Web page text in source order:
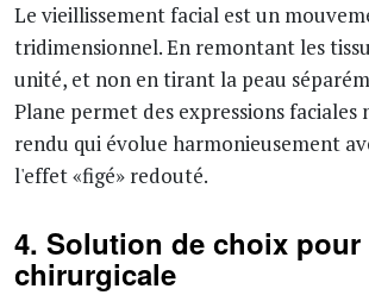
Le vieillissement facial est un
tridimensionnel. En remontant les
unité, et non en tirant la peau
Plane permet des expressions faciales
rendu qui évolue harmonieusement
l'effet «figé» redouté.
4. Solution de choix pour
chirurgicale